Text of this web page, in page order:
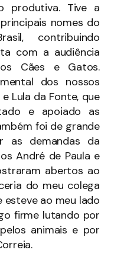
produtiva. Tive a
nomes do
contribuindo
com a audiência
Cães e Gatos.
dos nossos
Lula da Fonte, que
e apoiado as
foi de grande
as demandas da
André de Paula e
abertos ao
do meu colega
esteve ao meu lado
firme lutando por
animais e por